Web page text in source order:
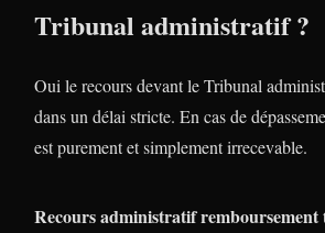
Tribunal administratif ?
Oui le recours devant le Tribunal
dans un délai stricte. En cas de
est purement et simplement irrecevable.
Recours administratif